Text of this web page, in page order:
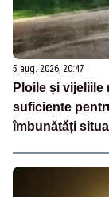
5 aug. 2026, 20:47
Ploile și vijeliile
suficiente
îmbunătăți